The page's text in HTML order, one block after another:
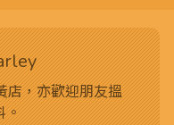
店，亦歡迎朋友搵
。